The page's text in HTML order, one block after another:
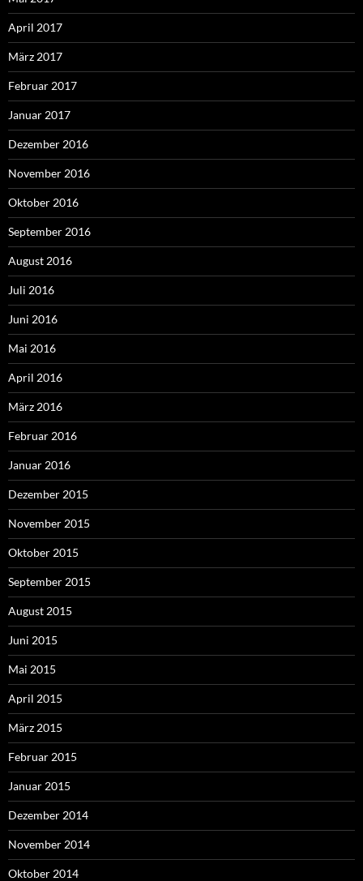
April 2017
März 2017
Februar 2017
Januar 2017
Dezember 2016
November 2016
Oktober 2016
September 2016
August 2016
Juli 2016
Juni 2016
Mai 2016
April 2016
März 2016
Februar 2016
Januar 2016
Dezember 2015
November 2015
Oktober 2015
September 2015
August 2015
Juni 2015
Mai 2015
April 2015
März 2015
Februar 2015
Januar 2015
Dezember 2014
November 2014
Oktober 2014